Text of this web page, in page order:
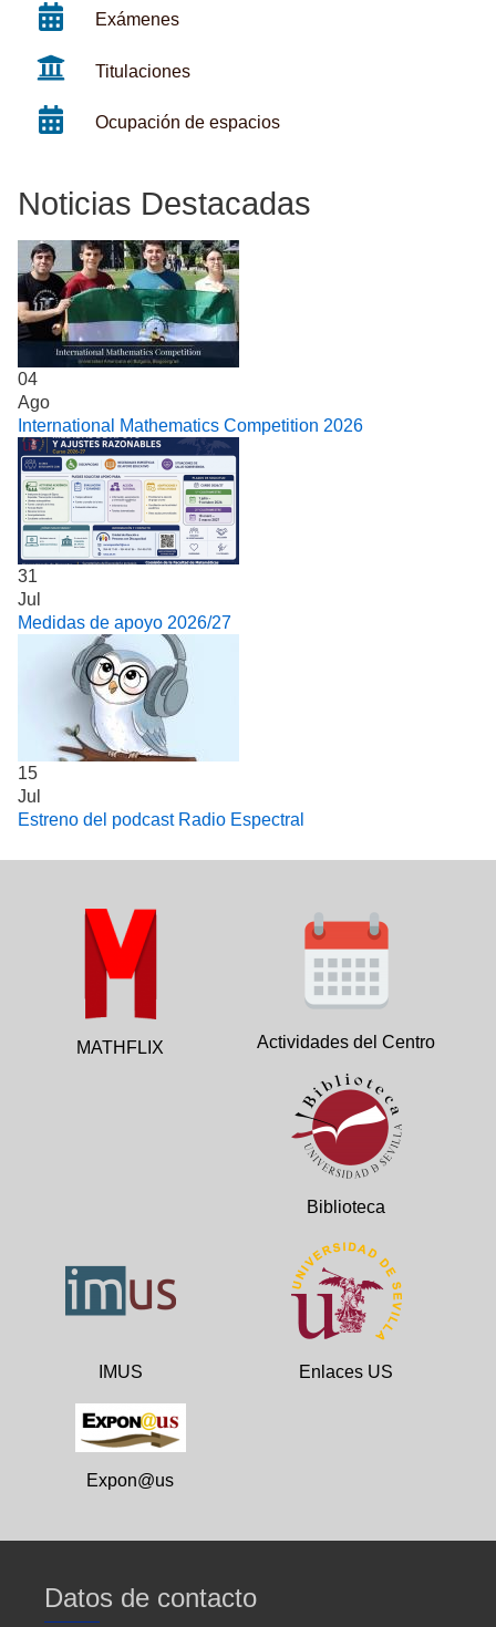
Exámenes
Titulaciones
Ocupación de espacios
Noticias Destacadas
04
Ago
International Mathematics Competition 2026
31
Jul
Medidas de apoyo 2026/27
15
Jul
Estreno del podcast Radio Espectral
MATHFLIX Actividades del Centro
Biblioteca
IMUS Enlaces US
Expon@us
Datos de contacto